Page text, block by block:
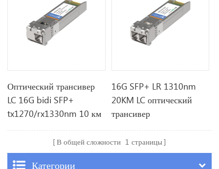
Оптический трансивер
LC 16G bidi SFP+
tx1270/rx1330nm 10 км
16G SFP+ LR 1310nm
20KM LC оптический
трансивер
В общей сложности 1 страницы
Категории